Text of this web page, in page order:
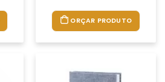
ORÇAR PRODUTO